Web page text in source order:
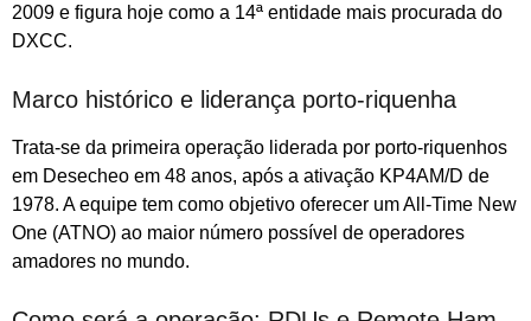
2009 e figura hoje como a 14ª entidade mais procurada do
DXCC.
Marco histórico e liderança porto-riquenha
Trata-se da primeira operação liderada por porto-riquenhos
em Desecheo em 48 anos, após a ativação KP4AM/D de
1978. A equipe tem como objetivo oferecer um All-Time New
One (ATNO) ao maior número possível de operadores
amadores no mundo.